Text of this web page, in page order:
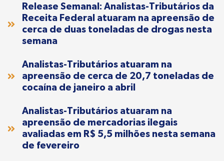
Release Semanal: Analistas-Tributários da
Receita Federal atuaram na apreensão de
cerca de duas toneladas de drogas nesta
semana
Analistas-Tributários atuaram na
apreensão de cerca de 20,7 toneladas de
cocaína de janeiro a abril
Analistas-Tributários atuaram na
apreensão de mercadorias ilegais
avaliadas em R$ 5,5 milhões nesta semana
de fevereiro